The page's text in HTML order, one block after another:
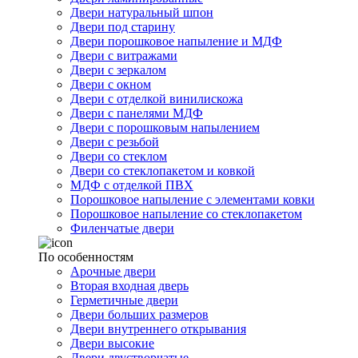
Двери натуральный шпон
Двери под старину
Двери порошковое напыление и МДФ
Двери с витражами
Двери с зеркалом
Двери с окном
Двери с отделкой винилискожа
Двери с панелями МДФ
Двери с порошковым напылением
Двери с резьбой
Двери со стеклом
Двери со стеклопакетом и ковкой
МДФ с отделкой ПВХ
Порошковое напыление с элементами ковки
Порошковое напыление со стеклопакетом
Филенчатые двери
По особенностям
Арочные двери
Вторая входная дверь
Герметичные двери
Двери больших размеров
Двери внутреннего открывания
Двери высокие